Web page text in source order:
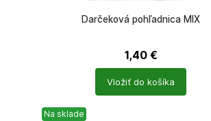
Darčeková pohľadnica MIX
1,40 €
Vložiť do košíka
Na sklade